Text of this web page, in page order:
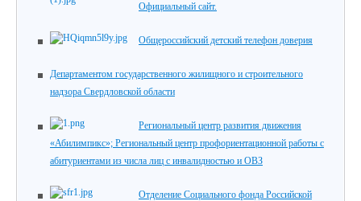
Официальный сайт.
Общероссийский детский телефон доверия
Департаментом государственного жилищного и строительного
надзора Свердловской области
Региональный центр развития движения
«Абилимпикс»; Региональный центр профориентационной работы с
абитуриентами из числа лиц с инвалидностью и ОВЗ
Отделение Социального фонда Российской